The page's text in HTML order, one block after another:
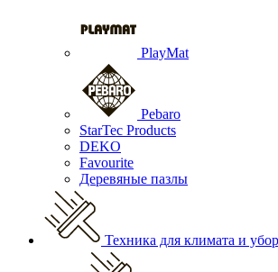
PlayMat
Pebaro
StarTec Products
DEKO
Favourite
Деревяные пазлы
Техника для климата и